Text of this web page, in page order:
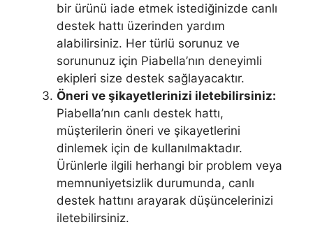
bir ürünü iade etmek istediğinizde canlı
destek hattı üzerinden yardım
alabilirsiniz. Her türlü sorunuz ve
sorununuz için Piabella’nın deneyimli
ekipleri size destek sağlayacaktır.
Öneri ve şikayetlerinizi iletebilirsiniz:
Piabella’nın canlı destek hattı,
müşterilerin öneri ve şikayetlerini
dinlemek için de kullanılmaktadır.
Ürünlerle ilgili herhangi bir problem veya
memnuniyetsizlik durumunda, canlı
destek hattını arayarak düşüncelerinizi
iletebilirsiniz.